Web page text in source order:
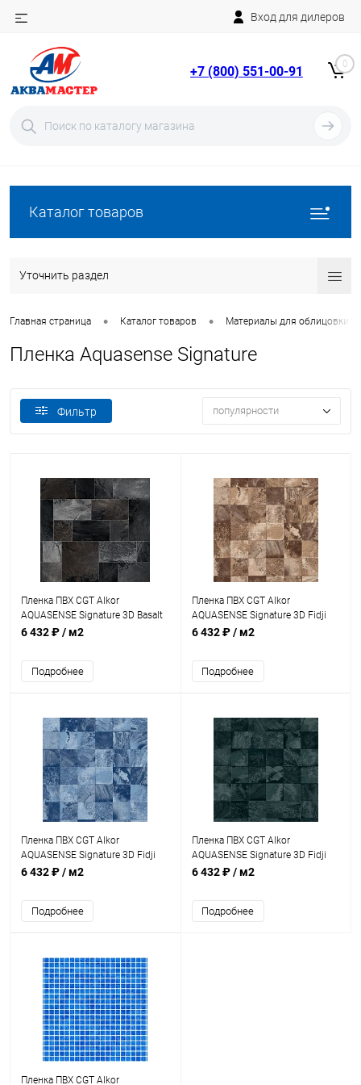
Вход для дилеров
+7 (800) 551-00-91 0
Каталог товаров
Уточнить раздел
Главная страница • Каталог товаров • Материалы для облицовки
Пленка Aquasense Signature
Фильтр популярности
Пленка ПВХ CGT Alkor
AQUASENSE Signature 3D Basalt
Brown 1,8мм 25х1,65м
6 432 ₽/ м2
Подробнее
Пленка ПВХ CGT Alkor
AQUASENSE Signature 3D Fidji
Brown Sand 1,8мм 25х1,65м
6 432 ₽/ м2
Подробнее
Пленка ПВХ CGT Alkor
AQUASENSE Signature 3D Fidji
French Coast 1,8мм 25х1,65м
6 432 ₽/ м2
Подробнее
Пленка ПВХ CGT Alkor
AQUASENSE Signature 3D Fidji
Green 1,8мм 25х1,65м
6 432 ₽/ м2
Подробнее
Пленка ПВХ CGT Alkor